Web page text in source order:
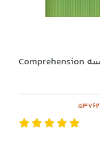
کتاب آموزش مهارت شنیداری زبان فرانسه Comprehension